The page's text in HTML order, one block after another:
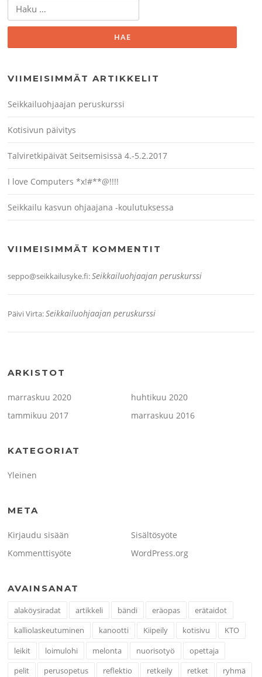
VIIMEISIMMÄT ARTIKKELIT
Seikkailuohjaajan peruskurssi
Kotisivun päivitys
Talviretkipäivät Seitsemisissä 4.-5.2.2017
I love Computers *x!#**@!!!!
Seikkailu kasvun ohjaajana -koulutuksessa
VIIMEISIMMÄT KOMMENTIT
seppo@seikkailusyke.fi:Seikkailuohjaajan peruskurssi
Päivi Virta:Seikkailuohjaajan peruskurssi
ARKISTOT
marraskuu 2020
huhtikuu 2020
tammikuu 2017
marraskuu 2016
KATEGORIAT
Yleinen
META
Kirjaudu sisään
Sisältösyöte
Kommenttisyöte
WordPress.org
AVAINSANAT
alaköysiradat artikkeli bändi eräopas
erätaidot
kalliolaskeutuminen
kanootti Kiipeily kotisivu
KTO
leikit
loimulohi melonta nuorisotyö
opettaja
pelit
perusopetus reflektio retkeily retket
ryhmä